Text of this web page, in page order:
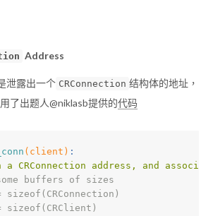
Address
泄露出一个 CRConnection 结构体的地址，
了出题人@niklasb提供的代码
(client) :
CRConnection address, and
buffers of sizes
sizeof(CRConnection)
sizeof(CRClient)